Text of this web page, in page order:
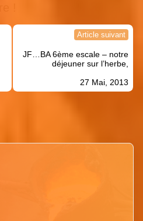
Article suivant
JF…BA 6ème escale – notre
déjeuner sur l’herbe,
27 Mai, 2013